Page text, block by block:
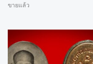
ขายแล้ว